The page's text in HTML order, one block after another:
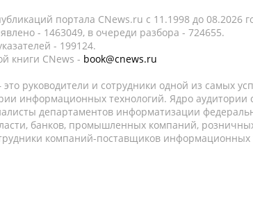
портала CNews.ru c 11.1998 до 08.2026
- 1463049, в очереди разбора - 724655.
- 199124.
книги CNews - book@cnews.ru
руководители и сотрудники одной из самых
информационных технологий. Ядро
департаментов информатизации
банков, промышленных компаний,
компаний-поставщиков информационных